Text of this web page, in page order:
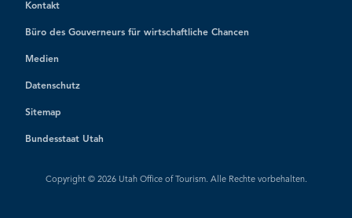
Kontakt
Büro des Gouverneurs für wirtschaftliche Chancen
Medien
Datenschutz
Sitemap
Bundesstaat Utah
Copyright © 2026 Utah Office of Tourism. Alle Rechte vorbehalten.